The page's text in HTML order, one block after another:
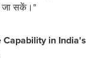
जा सकें।"
in India's